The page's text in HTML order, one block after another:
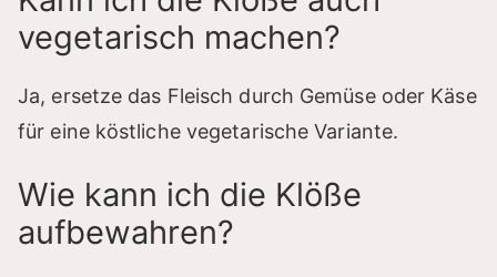
vegetarisch machen?
Ja, ersetze das Fleisch durch Gemüse oder Käse
für eine köstliche vegetarische Variante.
Wie kann ich die Klöße
aufbewahren?